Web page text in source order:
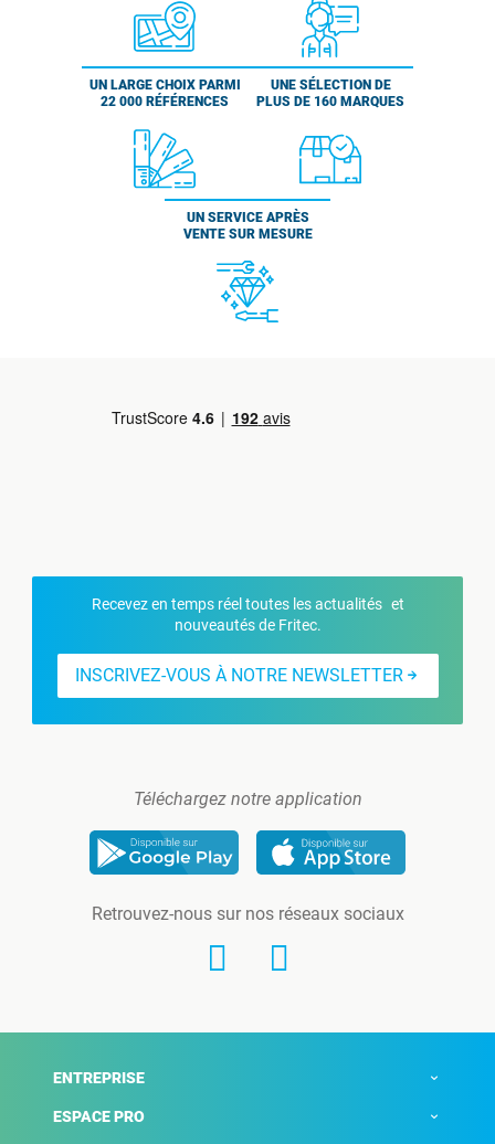
UN LARGE CHOIX PARMI
22 000 RÉFÉRENCES
UNE SÉLECTION DE
PLUS DE 160 MARQUES
UN SERVICE APRÈS
VENTE SUR MESURE
Recevez en temps réel toutes les actualités et
nouveautés de Fritec.
INSCRIVEZ-VOUS À NOTRE NEWSLETTER
Téléchargez notre application
Retrouvez-nous sur nos réseaux sociaux
ENTREPRISE
ESPACE PRO